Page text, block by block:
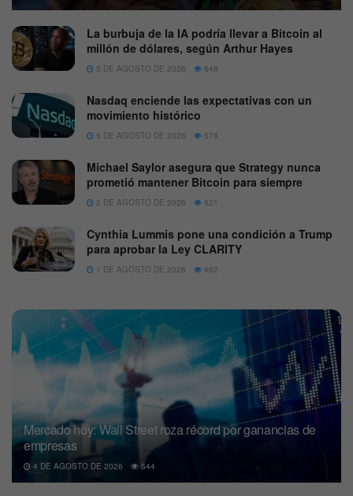
La burbuja de la IA podría llevar a Bitcoin al
millón de dólares, según Arthur Hayes
5 DE AGOSTO DE 2026 648
Nasdaq enciende las expectativas con un
movimiento histórico
5 DE AGOSTO DE 2026 578
Michael Saylor asegura que Strategy nunca
prometió mantener Bitcoin para siempre
2 DE AGOSTO DE 2026 621
Cynthia Lummis pone una condición a Trump
para aprobar la Ley CLARITY
1 DE AGOSTO DE 2026 662
Mercado hoy: Wall Street roza récord por ganancias de
empresas
4 DE AGOSTO DE 2026 544